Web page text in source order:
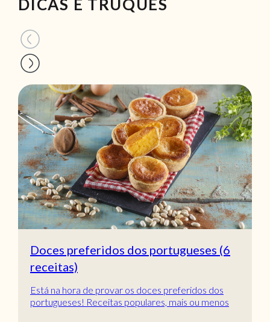
DICAS E TRUQUES
Doces preferidos dos portugueses (6
receitas)
Está na hora de provar os doces preferidos dos
portugueses! Receitas populares, mais ou menos